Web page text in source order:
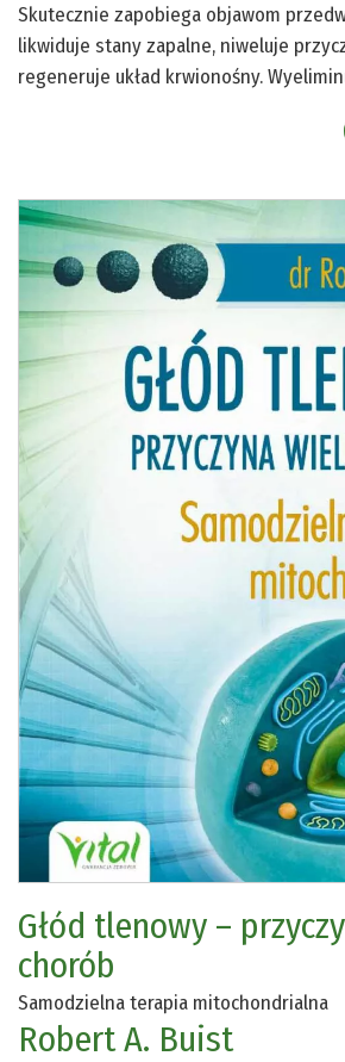
Skutecznie zapobiega objawom
likwiduje stany zapalne, niweluje
regeneruje układ krwionośny.
Głód tlenowy –
chorób
Samodzielna terapia mitochondrialna
Robert A. Buist